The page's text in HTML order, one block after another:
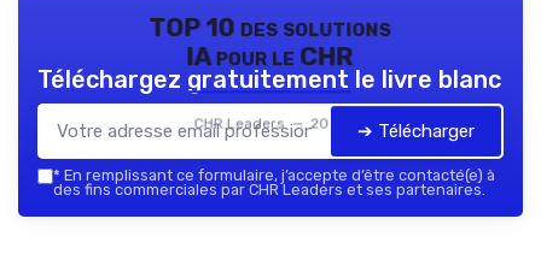
TOP 10 des solutions
IA pour le CHR
CHR Leaders — 2026
Téléchargez gratuitement le livre blanc
➔ Télécharger
* En remplissant ce formulaire, j’accepte d’être contacté(e) à
des fins commerciales par CHR Leaders et ses partenaires.